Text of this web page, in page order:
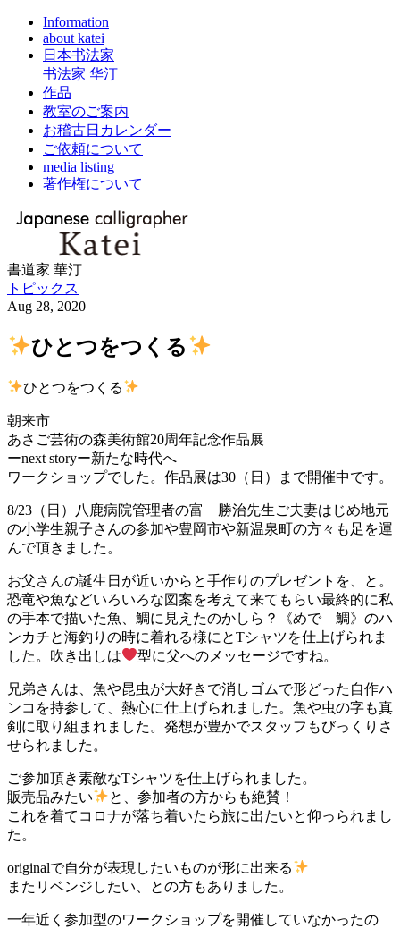
Information
about katei
日本书法家
书法家 华汀
作品
教室のご案内
お稽古日カレンダー
ご依頼について
media listing
著作権について
書道家 華汀
トピックス
Aug 28, 2020
ひとつをつくる
ひとつをつくる
朝来市
あさご芸術の森美術館20周年記念作品展
ーnext storyー新たな時代へ
ワークショップでした。作品展は30（日）まで開催中です。
8/23（日）八鹿病院管理者の富 勝治先生ご夫妻はじめ地元
の小学生親子さんの参加や豊岡市や新温泉町の方々も足を運
んで頂きました。
お父さんの誕生日が近いからと手作りのプレゼントを、と。
恐竜や魚などいろいろな図案を考えて来てもらい最終的に私
の手本で描いた魚、鯛に見えたのかしら？《めで 鯛》のハ
ンカチと海釣りの時に着れる様にとTシャツを仕上げられま
した。吹き出しは
型に父へのメッセージですね。
兄弟さんは、魚や昆虫が大好きで消しゴムで形どった自作ハ
ンコを持参して、熱心に仕上げられました。魚や虫の字も真
剣に取り組まれました。発想が豊かでスタッフもびっくりさ
せられました。
ご参加頂き素敵なTシャツを仕上げられました。
販売品みたい
と、参加者の方からも絶賛！
これを着てコロナが落ち着いたら旅に出たいと仰っられまし
た。
originalで自分が表現したいものが形に出来る
またリベンジしたい、との方もありました。
一年近く参加型のワークショップを開催していなかったの